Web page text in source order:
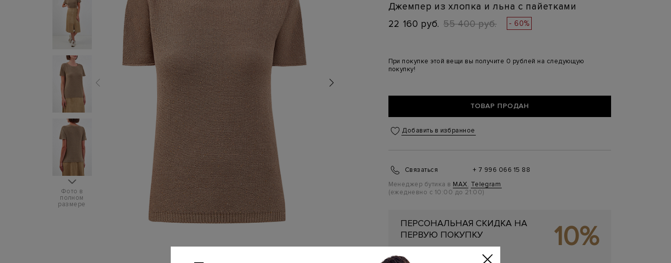
Фото в
полном
размере
Джемпер из хлопка и льна с пайетками
22 160 руб. 55 400 руб. - 60%
При покупке этой вещи вы получите 0 рублей на следующую
покупку!
ТОВАР ПРОДАН
Добавить в избранное
Связаться
+ 7 996 066 15 88
Менеджер бутика в MAX, Telegram
(ежедневно с 10:00 до 21:00)
ПЕРСОНАЛЬНАЯ СКИДКА НА
ПЕРВУЮ ПОКУПКУ
10%